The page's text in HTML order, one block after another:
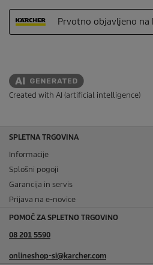
Created with AI (artificial intelligence)
SPLETNA TRGOVINA
Informacije
Splošni pogoji
Garancija in servis
Prijava na e-novice
POMOČ ZA SPLETNO TRGOVINO
08 201 5590
onlineshop-si@karcher.com